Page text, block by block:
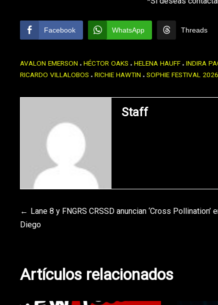
Facebook WhatsApp Threads
AVALON EMERSON HÉCTOR OAKS HELENA HAUFF INDIRA
RICARDO VILLALOBOS RICHIE HAWTIN SOPHIE FESTIVAL 2026
Staff
Navegación
entradas
Lane 8 y FNGRS CRSSD anuncian ‘Cross Pollination’
Diego
Artículos relacionados